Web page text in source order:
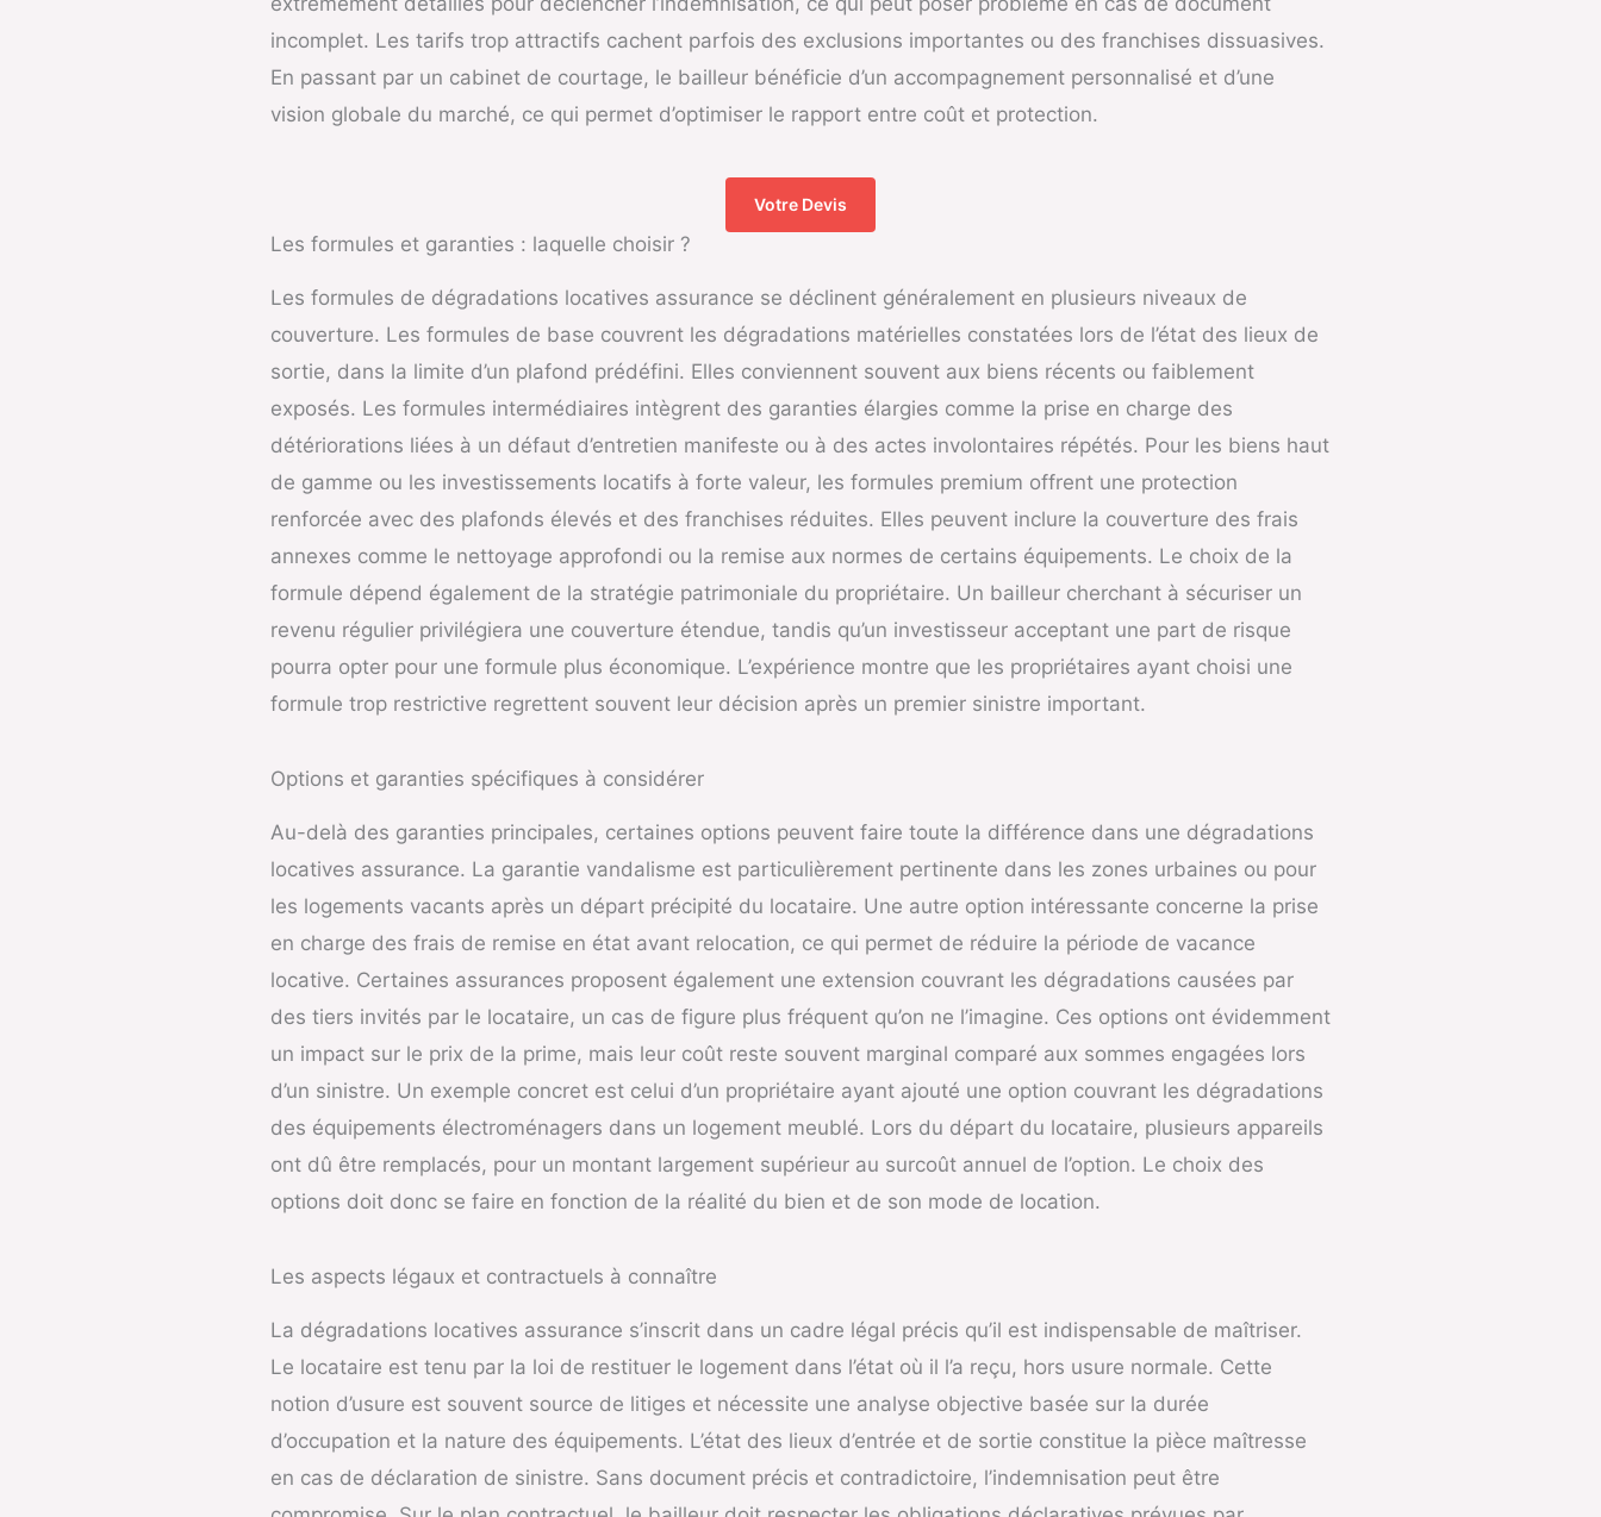
incomplet. Les tarifs trop attractifs cachent parfois des exclusions importantes ou des franchises dissuasives.
En passant par un cabinet de courtage, le bailleur bénéficie d’un accompagnement personnalisé et d’une
vision globale du marché, ce qui permet d’optimiser le rapport entre coût et protection.
Votre Devis
Les formules et garanties : laquelle choisir ?
Les formules de dégradations locatives assurance se déclinent généralement en plusieurs niveaux de
couverture. Les formules de base couvrent les dégradations matérielles constatées lors de l’état des lieux de
sortie, dans la limite d’un plafond prédéfini. Elles conviennent souvent aux biens récents ou faiblement
exposés. Les formules intermédiaires intègrent des garanties élargies comme la prise en charge des
détériorations liées à un défaut d’entretien manifeste ou à des actes involontaires répétés. Pour les biens haut
de gamme ou les investissements locatifs à forte valeur, les formules premium offrent une protection
renforcée avec des plafonds élevés et des franchises réduites. Elles peuvent inclure la couverture des frais
annexes comme le nettoyage approfondi ou la remise aux normes de certains équipements. Le choix de la
formule dépend également de la stratégie patrimoniale du propriétaire. Un bailleur cherchant à sécuriser un
revenu régulier privilégiera une couverture étendue, tandis qu’un investisseur acceptant une part de risque
pourra opter pour une formule plus économique. L’expérience montre que les propriétaires ayant choisi une
formule trop restrictive regrettent souvent leur décision après un premier sinistre important.
Options et garanties spécifiques à considérer
Au-delà des garanties principales, certaines options peuvent faire toute la différence dans une dégradations
locatives assurance. La garantie vandalisme est particulièrement pertinente dans les zones urbaines ou pour
les logements vacants après un départ précipité du locataire. Une autre option intéressante concerne la prise
en charge des frais de remise en état avant relocation, ce qui permet de réduire la période de vacance
locative. Certaines assurances proposent également une extension couvrant les dégradations causées par
des tiers invités par le locataire, un cas de figure plus fréquent qu’on ne l’imagine. Ces options ont évidemment
un impact sur le prix de la prime, mais leur coût reste souvent marginal comparé aux sommes engagées lors
d’un sinistre. Un exemple concret est celui d’un propriétaire ayant ajouté une option couvrant les dégradations
des équipements électroménagers dans un logement meublé. Lors du départ du locataire, plusieurs appareils
ont dû être remplacés, pour un montant largement supérieur au surcoût annuel de l’option. Le choix des
options doit donc se faire en fonction de la réalité du bien et de son mode de location.
Les aspects légaux et contractuels à connaître
La dégradations locatives assurance s’inscrit dans un cadre légal précis qu’il est indispensable de maîtriser.
Le locataire est tenu par la loi de restituer le logement dans l’état où il l’a reçu, hors usure normale. Cette
notion d’usure est souvent source de litiges et nécessite une analyse objective basée sur la durée
d’occupation et la nature des équipements. L’état des lieux d’entrée et de sortie constitue la pièce maîtresse
en cas de déclaration de sinistre. Sans document précis et contradictoire, l’indemnisation peut être